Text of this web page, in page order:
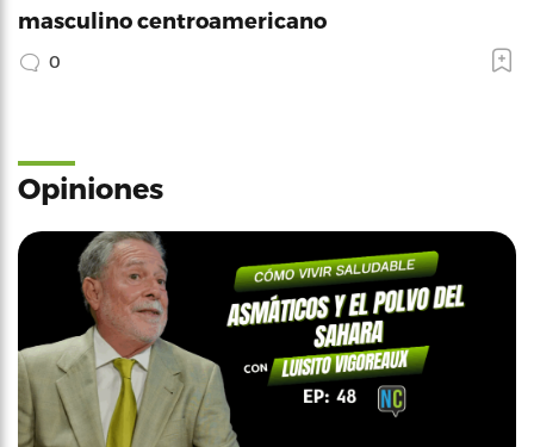
masculino centroamericano
0
Opiniones